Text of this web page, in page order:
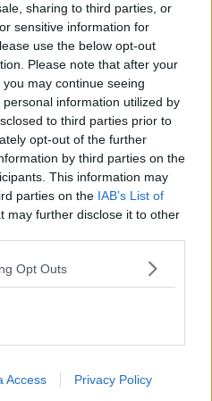
sharing to third parties, or
sensitive information for
use the below opt-out
Please note that after your
may continue seeing
information utilized by
to third parties prior to
opt-out of the further
by third parties on the
This information may
parties on the IAB’s List of
may further disclose it to other
Opt Outs
Access Privacy Policy
o difficoltà di
solo audio o con i sottotitoli.
classi dell'istituto, per un
può accedere sul portale della
la propria password.
linguaggio dei ragazzi, nativi
consolidando il processo di
detto il sindaco di SestoSara
supporto nella crescita dei
hanno partecipato anche
regionale scolasticoRosa De